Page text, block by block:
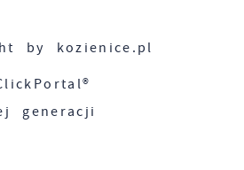
by kozienice.pl
generacji